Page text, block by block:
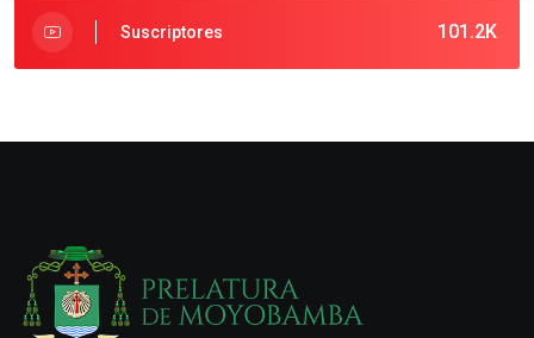
101.2K
Suscriptores